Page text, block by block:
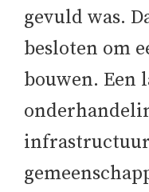
gevuld was.
besloten om
bouwen. Een